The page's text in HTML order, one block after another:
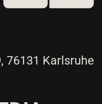
76131 Karlsruhe